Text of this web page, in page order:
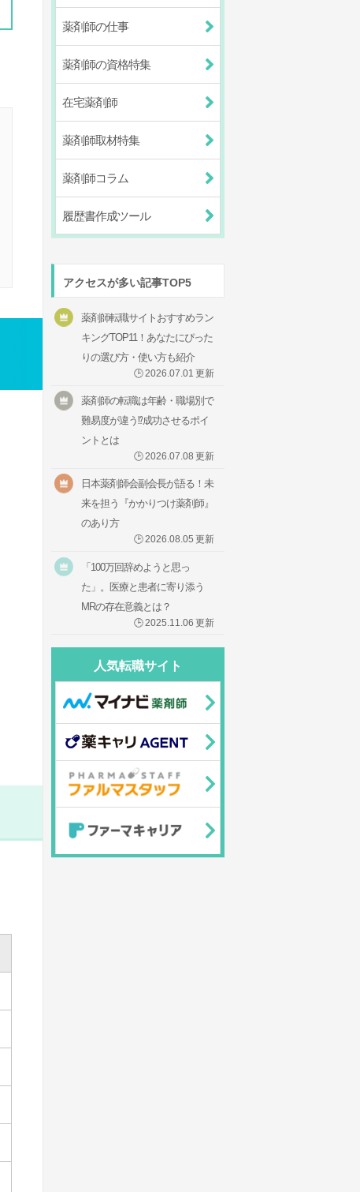
薬剤師の仕事
薬剤師の資格特集
在宅薬剤師
薬剤師取材特集
薬剤師コラム
履歴書作成ツール
アクセスが多い記事TOP5
薬剤師転職サイトおすすめラン
キングTOP11！あなたにぴった
りの選び方・使い方も紹介
🕒2026.07.01 更新
薬剤師の転職は年齢・職場別で
難易度が違う⁉成功させるポイ
ントとは
🕒2026.07.08 更新
日本薬剤師会副会長が語る！未
来を担う『かかりつけ薬剤師』
のあり方
🕒2026.08.05 更新
「100万回辞めようと思っ
た」。医療と患者に寄り添う
MRの存在意義とは？
🕒 2025.11.06 更新
人気転職サイト